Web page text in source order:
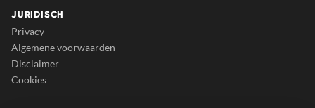
JURIDISCH
Privacy
Algemene voorwaarden
Disclaimer
Cookies